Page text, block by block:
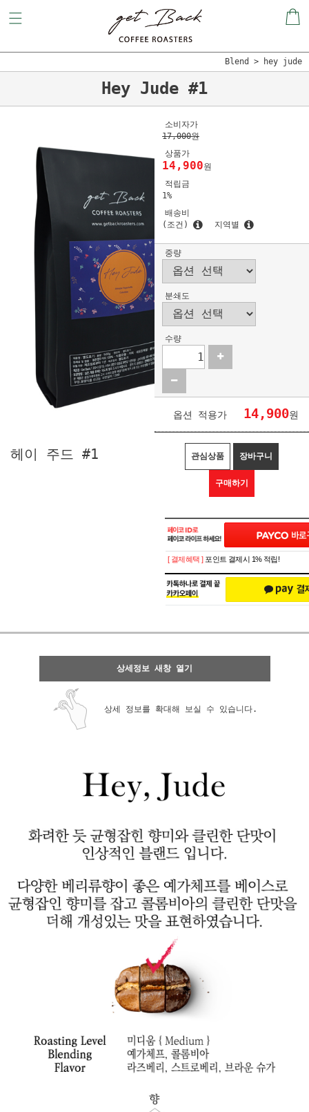
Blend hey jude
Hey Jude #1
헤이 주드 #1
소비자가
17,000원
상품가
14,900원
적립금
1%
배송비
(조건)
지역별
중량
분쇄도
수량
옵션 적용가 14,900원
관심상품 장바구니
구매하기
[ 결제혜택 ] 포인트 결제시 1% 적립!
상세정보 새창 열기
상세 정보를 확대해 보실 수 있습니다.